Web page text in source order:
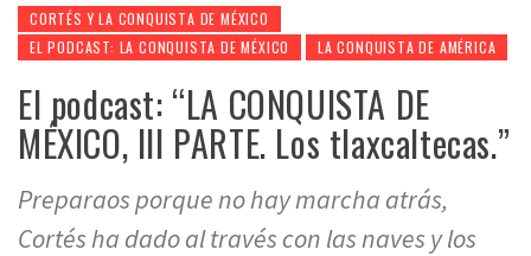
CORTÉS Y LA CONQUISTA DE MÉXICO
EL PODCAST: LA CONQUISTA DE MÉXICO
LA CONQUISTA DE AMÉRICA
El podcast: “LA CONQUISTA DE
MÉXICO, III PARTE. Los tlaxcaltecas.”
Preparaos porque no hay marcha atrás,
Cortés ha dado al través con las naves y los